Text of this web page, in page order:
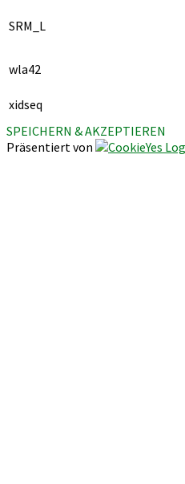
SRM_L
wla42
xidseq
SPEICHERN & AKZEPTIEREN
Präsentiert von